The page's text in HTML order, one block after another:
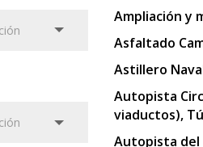
Ampliación y
Asfaltado
Astillero
Autopista
viaductos),
Autopista del